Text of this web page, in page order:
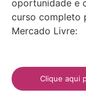
oportunidade e
curso completo
Mercado Livre:
Clique aqui